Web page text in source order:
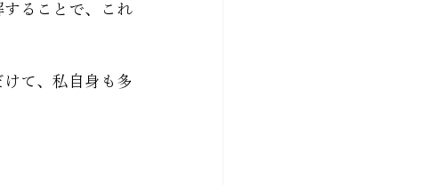
ることで、これ
て、私自身も多